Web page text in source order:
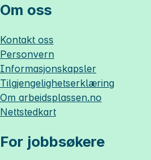
Om oss
Kontakt oss
Personvern
Informasjonskapsler
Tilgjengelighetserklæring
Om arbeidsplassen.no
Nettstedkart
For jobbsøkere